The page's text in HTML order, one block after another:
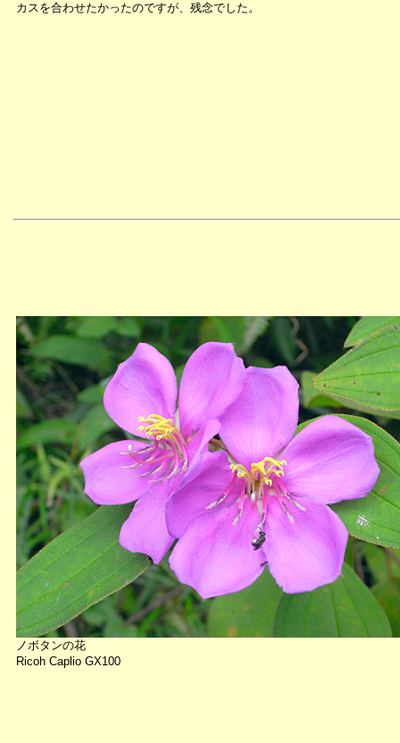
カスを合わせたかったのですが、残念でした。
ノボタンの花
Ricoh Caplio GX100